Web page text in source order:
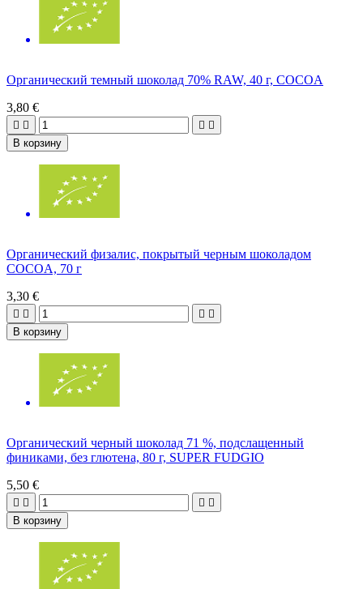
Органический темный шоколад 70% RAW, 40 г, COCOA
3,80 €
   
В корзину
Органический физалис, покрытый черным шоколадом
COCOA, 70 г
3,30 €
   
В корзину
Органический черный шоколад 71 %, подслащенный
финиками, без глютена, 80 г, SUPER FUDGIO
5,50 €
   
В корзину